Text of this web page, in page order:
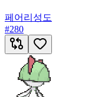
페어리 성도
#280